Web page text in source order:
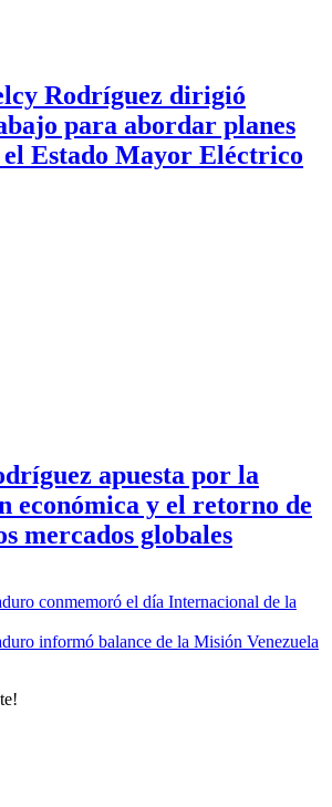
Rodríguez dirigió
para abordar planes
el Estado Mayor Eléctrico
apuesta por la
económica y el retorno de
mercados globales
conmemoró el día Internacional de la
informó balance de la Misión Venezuela